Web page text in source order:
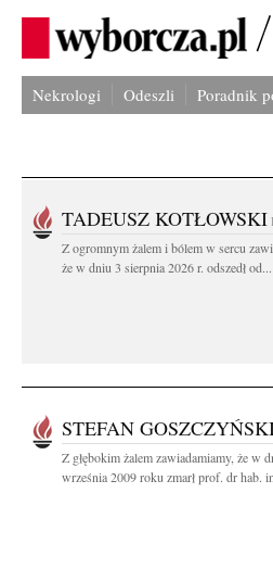
Nekrologi Odeszli Poradnik
TADEUSZ KOTŁOWSKI
Z ogromnym żalem i bólem w sercu
że w dniu 3 sierpnia 2026 r. odszedł od...
STEFAN
Z głębokim żalem zawiadamiamy, że w
września 2009 roku zmarł prof. dr hab.